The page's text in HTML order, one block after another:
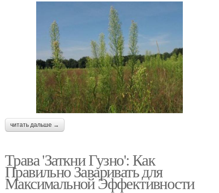
читать дальше →
Трава 'Заткни Гузно': Как
Правильно Заваривать для
Максимальной Эффективности